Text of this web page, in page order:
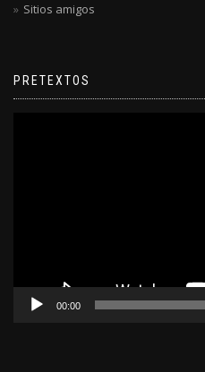
Sitios amigos
PRETEXTOS
00:00